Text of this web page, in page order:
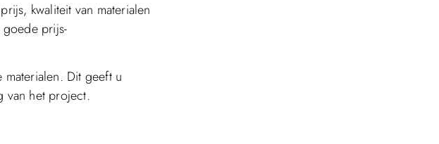
kwaliteit van materialen
prijs-
Dit geeft u
van het project.